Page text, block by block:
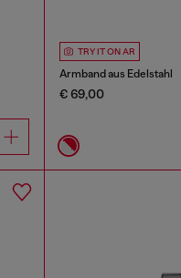
TRY IT ON AR
Armband aus Edelstahl
€ 69,00